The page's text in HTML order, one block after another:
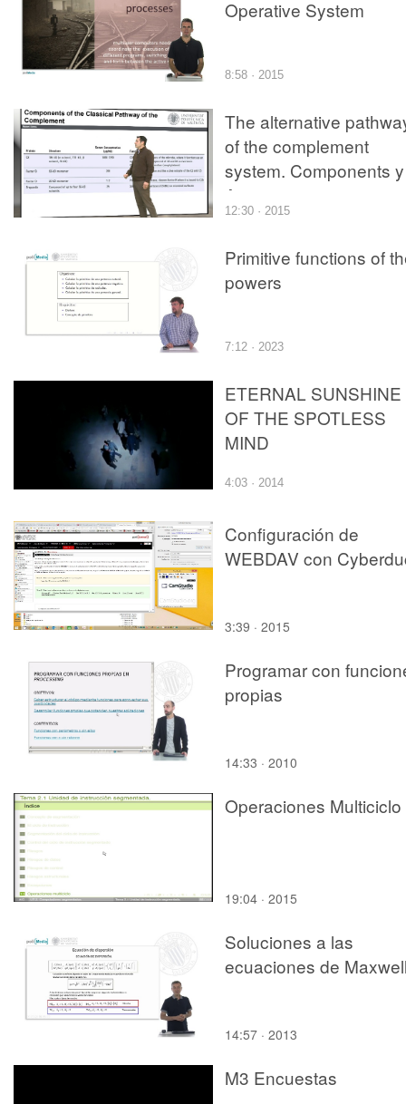
Operative System
8:58 · 2015
The alternative
of the complement
system. Components y
Activation
12:30 · 2015
Primitive functions of
powers
7:12 · 2023
ETERNAL SUNSHINE
OF THE SPOTLESS
MIND
4:03 · 2014
Configuración de
WEBDAV con
3:39 · 2015
Programar con
propias
14:33 · 2010
Operaciones Multiciclo
19:04 · 2015
Soluciones a las
ecuaciones de
14:57 · 2013
M3 Encuestas